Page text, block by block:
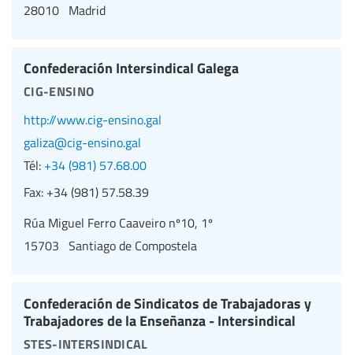
28010 Madrid
Confederación Intersindical Galega
cig-ensino
http://www.cig-ensino.gal
galiza@cig-ensino.gal
Tél: +34 (981) 57.68.00
Fax: +34 (981) 57.58.39
Rúa Miguel Ferro Caaveiro nº10, 1º
15703 Santiago de Compostela
Confederación de Sindicatos de Trabajadoras y
Trabajadores de la Enseñanza - Intersindical
stes-intersindical